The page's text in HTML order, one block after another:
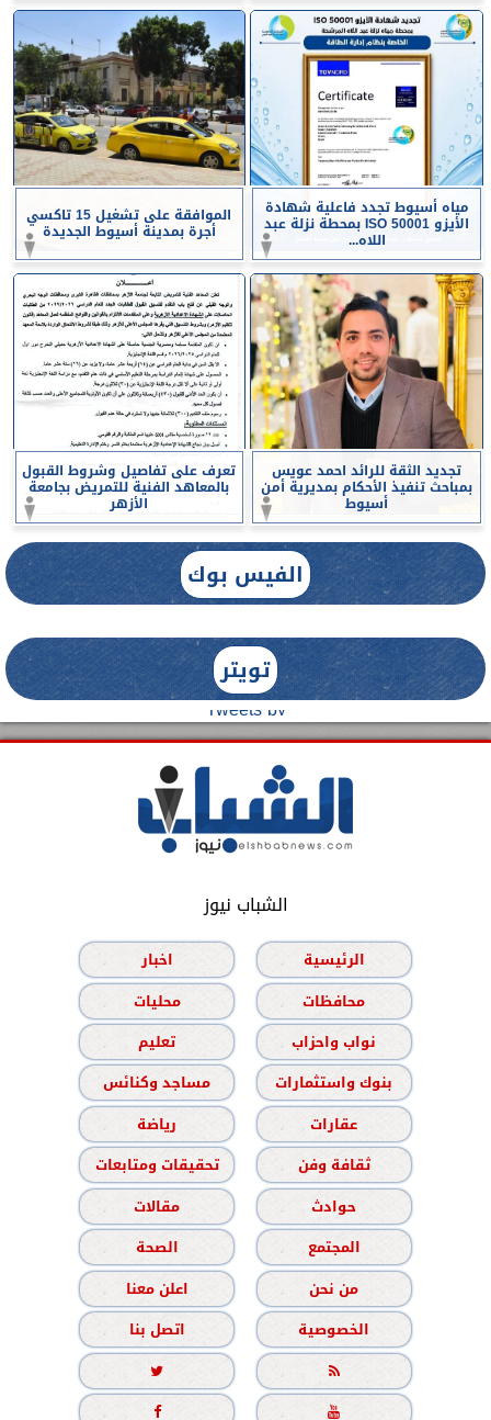
مياه أسيوط تجدد فاعلية شهادة
الأيزو ISO 50001 بمحطة نزلة عبد
اللاه...
الموافقة على تشغيل 15 تاكسي
أجرة بمدينة أسيوط الجديدة
تجديد الثقة للرائد احمد عويس
بمباحث تنفيذ الأحكام بمديرية أمن
أسيوط
تعرف على تفاصيل وشروط القبول
بالمعاهد الفنية للتمريض بجامعة
الأزهر
الفيس بوك
تويتر
Tweets by
الشباب نيوز
الرئيسية
اخبار
محافظات
محليات
نواب واحزاب
تعليم
بنوك واستثمارات
مساجد وكنائس
عقارات
رياضة
ثقافة وفن
تحقيقات ومتابعات
حوادث
مقالات
المجتمع
الصحة
من نحن
اعلن معنا
الخصوصية
اتصل بنا



